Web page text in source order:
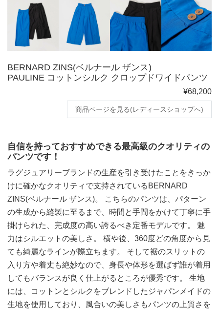
BERNARD ZINS(ベルナール ザンス)
PAULINE コットンシルク クロップドワイドパンツ
¥68,200
商品ページを見る(レディースショップへ)
自信を持っておすすめできる最高級のクオリティの
パンツです！
ラグジュアリーブランドの生産を引き受けたことをきっか
けに確かなクオリティで支持されているBERNARD
ZINS(ベルナール ザンス)。 こちらのパンツは、パターン
の生成から縫製に至るまで、時間と手間をかけて丁寧に手
掛けられた、完成度の高い誇るべき定番モデルです。 魅
力はシルエットの美しさ。 横や後、360度どの角度から見
ても綺麗なラインが際立ちます。 そして裾のスリットの
入り方や着丈も絶妙なので、身長や体形を選ばず誰が着用
してもバランスが良く仕上がるところが優秀です。 生地
には、コットンとシルクをブレンドしたジャパンメイドの
生地を使用しており、風合いの美しさもパンツの上質さを